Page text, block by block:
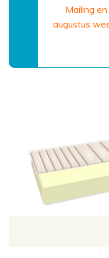
Mailing
augustus